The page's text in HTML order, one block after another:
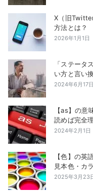
X（旧
方法とは？
2026年1月1日
「ステータ
い方と言い
2024年6月17日
【as】の意
読めば完全
2024年2月1日
【色】の英
見本色・カ
2025年3月23